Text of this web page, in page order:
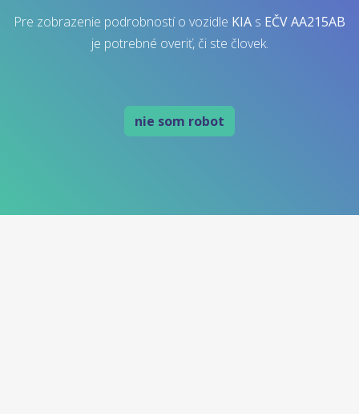
Pre zobrazenie podrobností o vozidle KIA s EČVAA215AB
je potrebné overiť, či ste človek.
nie som robot